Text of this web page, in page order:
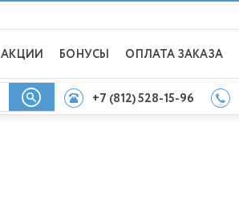
АКЦИИ БОНУСЫ ОПЛАТА ЗАКАЗА
+7 (812) 528-15-96